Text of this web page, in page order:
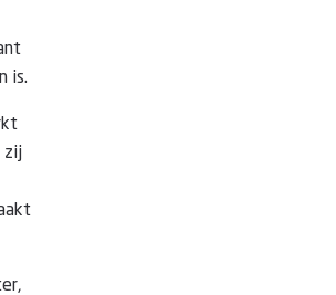
is.
zij